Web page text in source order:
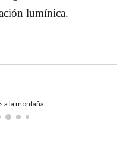
lumínica.
a la montaña